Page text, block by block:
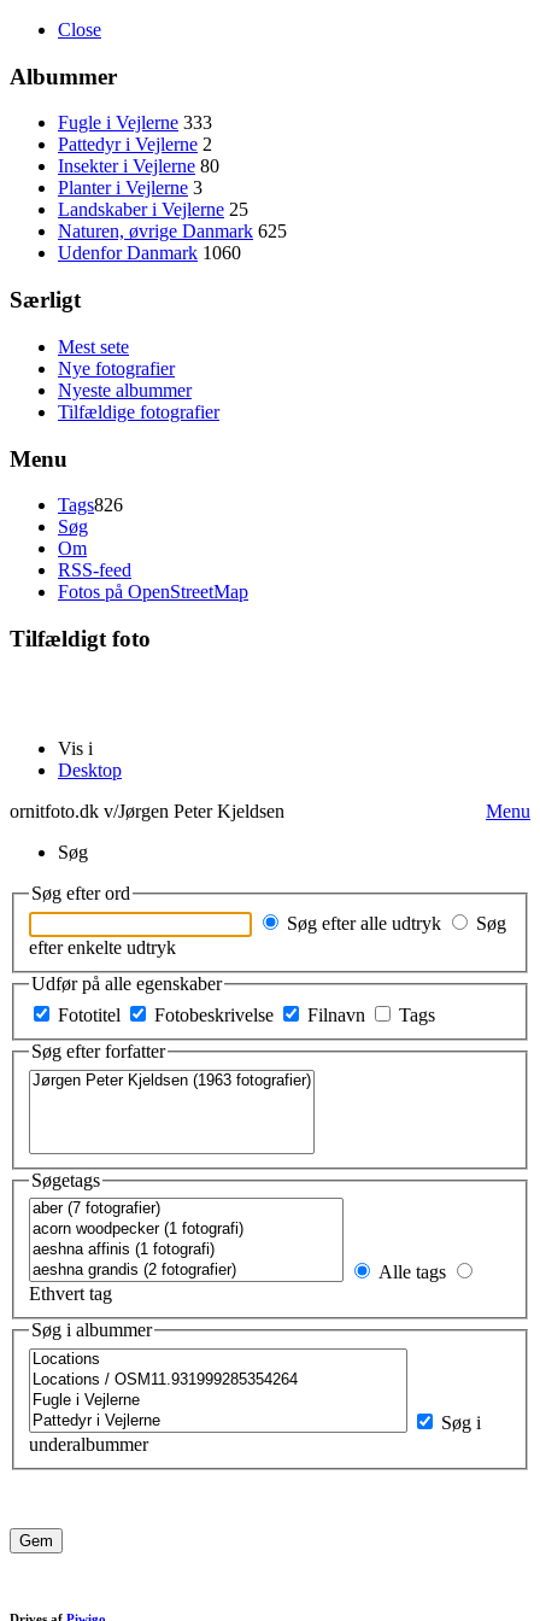
Close
Albummer
Fugle i Vejlerne 333
Pattedyr i Vejlerne 2
Insekter i Vejlerne 80
Planter i Vejlerne 3
Landskaber i Vejlerne 25
Naturen, øvrige Danmark 625
Udenfor Danmark 1060
Særligt
Mest sete
Nye fotografier
Nyeste albummer
Tilfældige fotografier
Menu
Tags826
Søg
Om
RSS-feed
Fotos på OpenStreetMap
Tilfældigt foto
Vis i
Desktop
ornitfoto.dk v/Jørgen Peter Kjeldsen
Menu
Søg
Søg efter ord
Søg efter alle udtryk
Søg
efter enkelte udtryk
Udfør på alle egenskaber
Fototitel
Fotobeskrivelse Filnavn
Tags
Søg efter forfatter
Søgetags
Alle tags
Ethvert tag
Søg i albummer
Søg i
underalbummer